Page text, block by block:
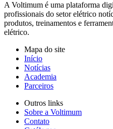
A Voltimum é uma plataforma
profissionais do setor elétrico
produtos, treinamentos e
elétrico.
Mapa do site
Início
Notícias
Academia
Parceiros
Outros links
Sobre a Voltimum
Contato